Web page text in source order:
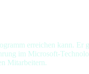
erreichen kann. Er
im Microsoft-
Mitarbeitern.